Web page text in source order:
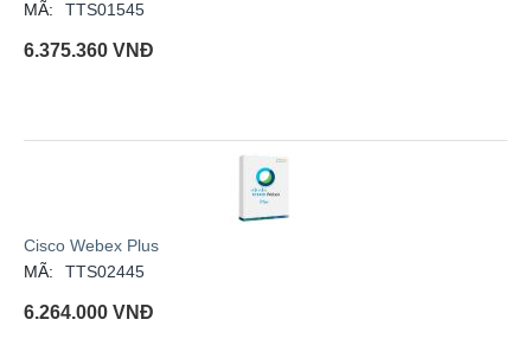
MÃ:
TTS01545
6.375.360 VNĐ
Cisco Webex Plus
MÃ:
TTS02445
6.264.000 VNĐ